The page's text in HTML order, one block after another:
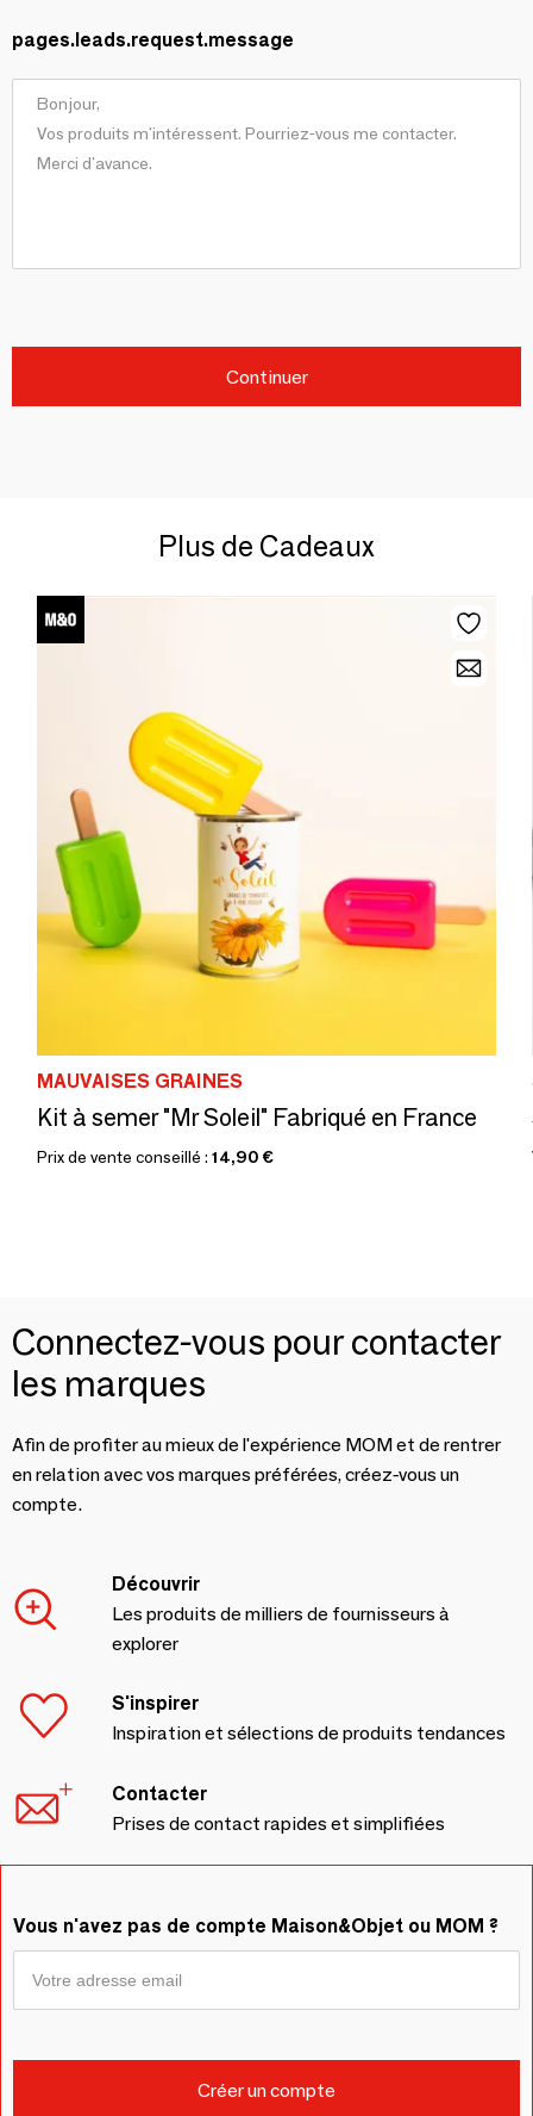
pages.leads.request.message
Continuer
Plus de Cadeaux
MAUVAISES GRAINES
Kit à semer "Mr Soleil" Fabriqué en France
Prix de vente conseillé : 14,90 €
Connectez-vous pour contacter
les marques
Afin de profiter au mieux de l'expérience MOM et de rentrer
en relation avec vos marques préférées, créez-vous un
compte.
Découvrir
Les produits de milliers de fournisseurs à
explorer
S'inspirer
Inspiration et sélections de produits tendances
Contacter
Prises de contact rapides et simplifiées
Vous n'avez pas de compte Maison&Objet ou MOM ?